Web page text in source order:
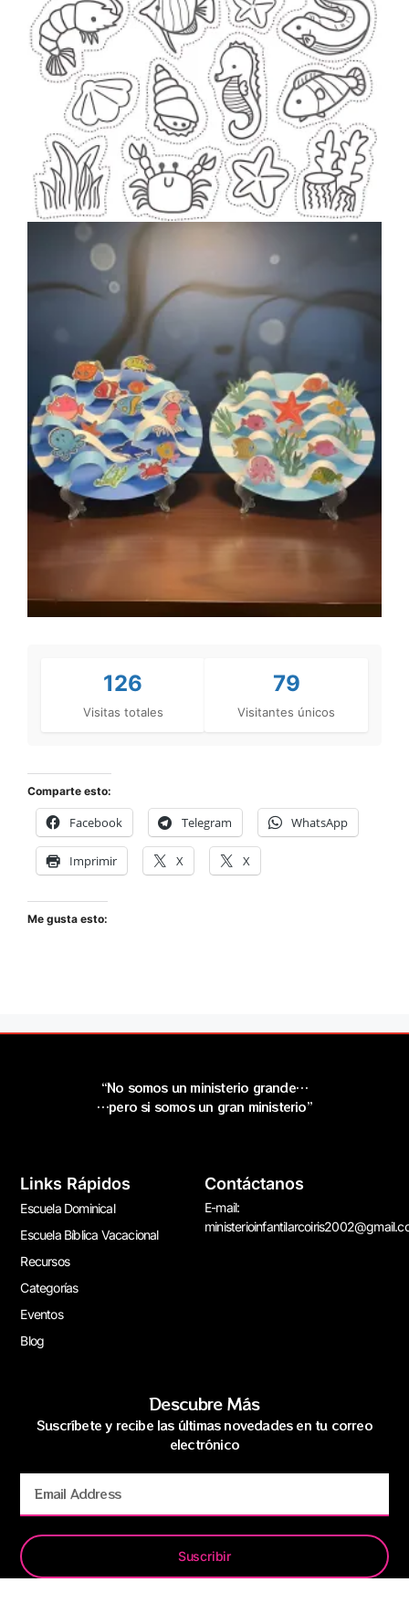
126
Visitas totales
79
Visitantes únicos
Comparte esto:
Facebook Telegram WhatsApp
Imprimir X X
Me gusta esto:
“No somos un ministerio grande…
…pero si somos un gran ministerio”
Links Rápidos
Escuela Dominical
Escuela Bíblica Vacacional
Recursos
Categorías
Eventos
Blog
Contáctanos
E-mail:
Descubre Más
Suscríbete y recibe las últimas novedades en tu correo
electrónico
Suscribir